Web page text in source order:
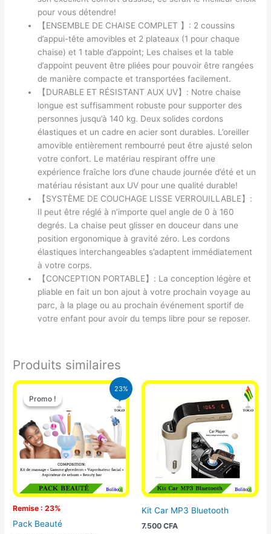
pour vous détendre!
【ENSEMBLE DE CHAISE COMPLET 】: 2 coussins
d’appui-tête amovibles et 2 plateaux (1 pour chaque
chaise) et 1 table d’appoint; Les chaises et la table
d’appoint peuvent être pliées pour pouvoir être rangées
de manière compacte et transportées facilement.
【DURABLE ET RÉSISTANT AUX UV】: Notre chaise
longue est suffisamment robuste pour supporter des
personnes jusqu’à 140 kg. Deux solides cordons
élastiques et un cadre en acier sont durables. L’oreiller
amovible entièrement rembourré peut être ajusté selon
votre confort. Le matériau respirant offre une
expérience fraîche lors d’une chaude journée d’été et un
matériau résistant aux UV pour une qualité durable!
【SYSTÈME DE COUCHAGE LISSE VERROUILLABLE】:
Il peut être réglé à n’importe quel angle de 0 à 160
degrés. La chaise peut glisser en douceur dans une
position ergonomique à gravité zéro. Les cordons
élastiques interchangeables s’adaptent immédiatement
à votre corps.
【CONCEPTION PORTABLE】: La conception légère et
pliable en fait un bon ajout à votre prochain voyage au
parc, à la plage ou au prochain événement sportif de
votre enfant pour avoir du temps libre pour se reposer.
Produits similaires
23%
Promo !
Remise : 23%
Promo !
Pack Beauté
Le
prix
initial
était :
65.000 CFA.
Le
prix
actuel
est :
49.900 CFA.
Kit Car MP3 Bluetooth
7.500 CFA